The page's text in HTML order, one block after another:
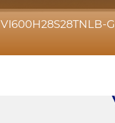
VI600H28S28TNLB-G